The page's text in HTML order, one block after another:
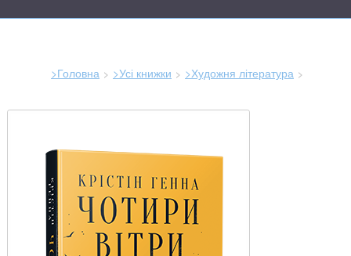
>Головна >Усі книжки
>Художня література
тут: